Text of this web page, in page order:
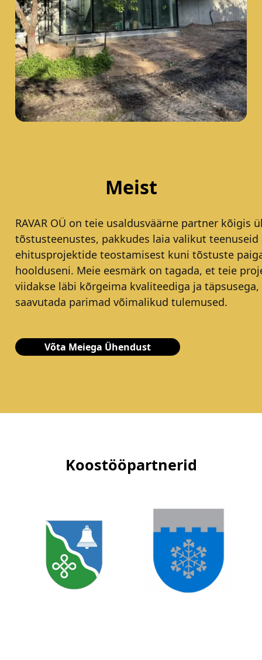
Meist
RAVAR OÜ on teie usaldusväärne partner kõigis
tõstusteenustes, pakkudes laia valikut teenuseid
ehitusprojektide teostamisest kuni tõstuste
hoolduseni. Meie eesmärk on tagada, et teie
viidakse läbi kõrgeima kvaliteediga ja täpsusega,
saavutada parimad võimalikud tulemused.
Võta Meiega Ühendust
Koostööpartnerid